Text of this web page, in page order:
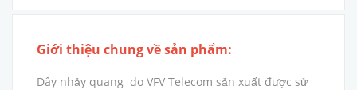
Giới thiệu chung về sản phẩm:
Dây nhảy quang do VFV Telecom sản xuất được sử